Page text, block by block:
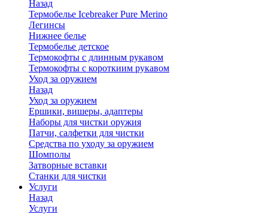
Назад
Термобелье Icebreaker Pure Merino
Легинсы
Нижнее белье
Термобелье детское
Термокофты с длинным рукавом
Термокофты с короткиим рукавом
Уход за оружием
Назад
Уход за оружием
Ершики, вишеры, адаптеры
Наборы для чистки оружия
Патчи, салфетки для чистки
Средства по уходу за оружием
Шомполы
Затворные вставки
Станки для чистки
Услуги
Назад
Услуги